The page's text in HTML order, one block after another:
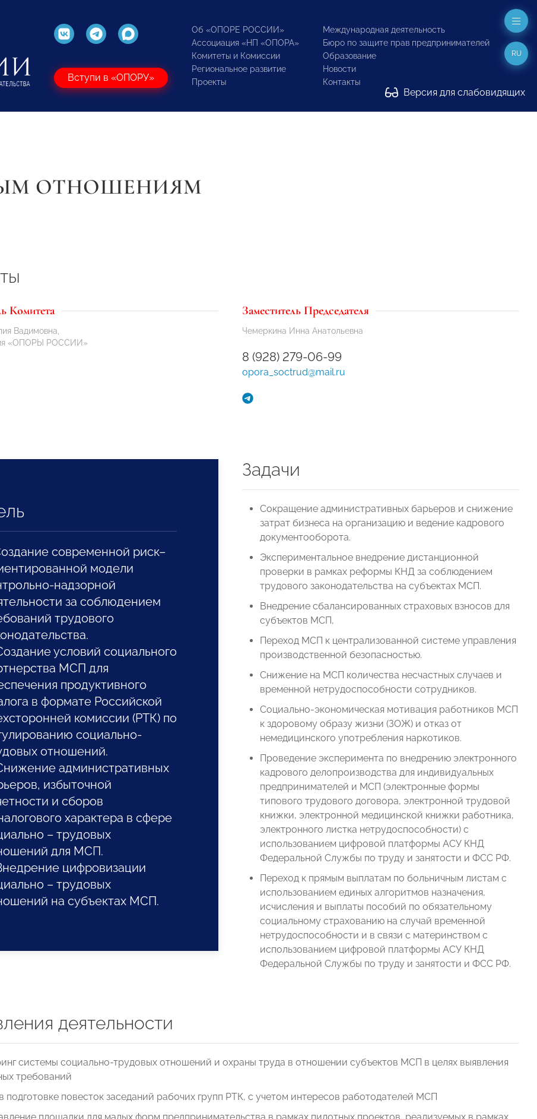
Вступи в «ОПОРУ»
Об «ОПОРЕ РОССИИ»
Ассоциация «НП «ОПОРА»
Комитеты и Комиссии
Региональное развитие
Проекты
Международная деятельность
Бюро по защите прав предпринимателей
Образование
Новости
Контакты
Версия для слабовидящих
RU
ОТНОШЕНИЯМ
Комитета
Вадимовна,
«ОПОРЫ РОССИИ»
Заместитель Председателя
Чемеркина Инна Анатольевна
8 (928) 279-06-99
opora_soctrud@mail.ru
современной риск–
модели
надзорной
за соблюдением
трудового
условий социального
МСП для
продуктивного
в формате Российской
комиссии (РТК) по
социально-
отношений.
административных
избыточной
и сборов
характера в сфере
– трудовых
для МСП.
цифровизации
– трудовых
на субъектах МСП.
Задачи
Сокращение административных барьеров и снижение
затрат бизнеса на организацию и ведение кадрового
документооборота.
Экспериментальное внедрение дистанционной
проверки в рамках реформы КНД за соблюдением
трудового законодательства на субъектах МСП.
Внедрение сбалансированных страховых взносов для
субъектов МСП,
Переход МСП к централизованной системе управления
производственной безопасностью.
Снижение на МСП количества несчастных случаев и
временной нетрудоспособности сотрудников.
Социально-экономическая мотивация работников МСП
к здоровому образу жизни (ЗОЖ) и отказ от
немедицинского употребления наркотиков.
Проведение эксперимента по внедрению электронного
кадрового делопроизводства для индивидуальных
предпринимателей и МСП (электронные формы
типового трудового договора, электронной трудовой
книжки, электронной медицинской книжки работника,
электронного листка нетрудоспособности) с
использованием цифровой платформы АСУ КНД
Федеральной Службы по труду и занятости и ФСС РФ.
Переход к прямым выплатам по больничным листам с
использованием единых алгоритмов назначения,
исчисления и выплаты пособий по обязательному
социальному страхованию на случай временной
нетрудоспособности и в связи с материнством с
использованием цифровой платформы АСУ КНД
Федеральной Службы по труду и занятости и ФСС РФ.
деятельности
системы социально-трудовых отношений и охраны труда в отношении субъектов МСП в целях выявления
требований
подготовке повесток заседаний рабочих групп РТК, с учетом интересов работодателей МСП